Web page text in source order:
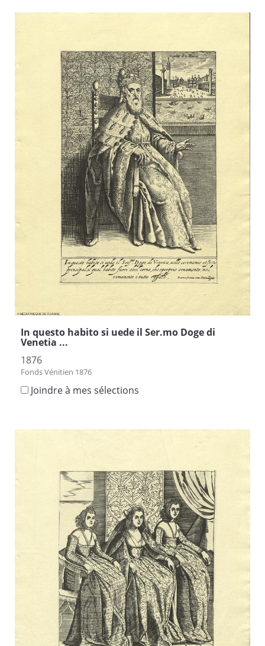
In questo habito si uede il Ser.mo Doge di
Venetia ...
1876
Fonds Vénitien 1876
Joindre à mes sélections